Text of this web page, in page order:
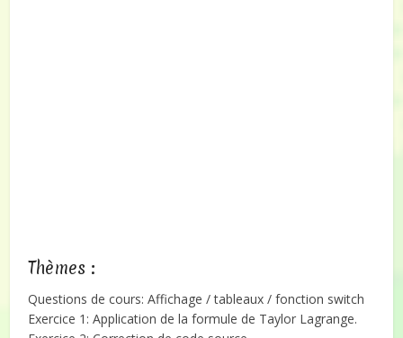
Thèmes :
Questions de cours: Affichage / tableaux / fonction switch
Exercice 1: Application de la formule de Taylor Lagrange.